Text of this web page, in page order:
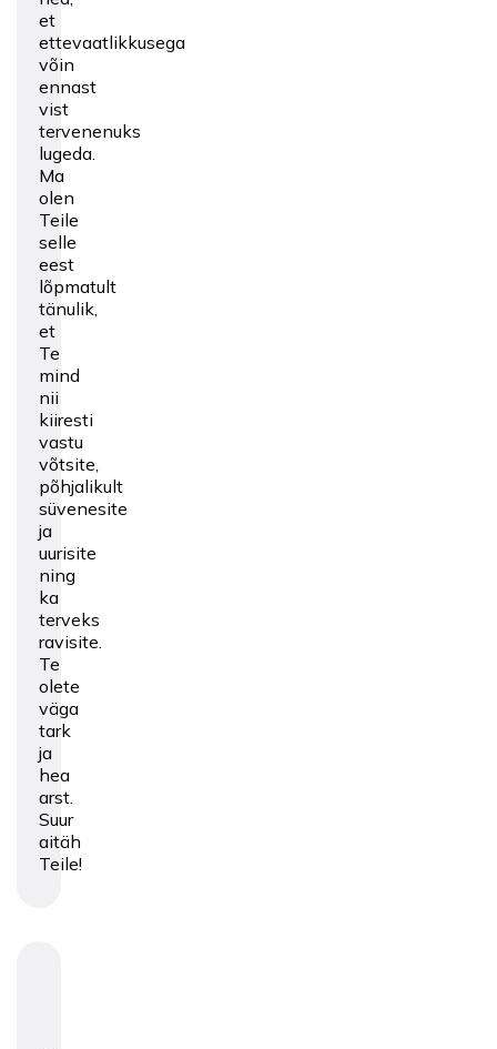
et
ettevaatlikkusega
võin
ennast
vist
tervenenuks
lugeda.
Ma
olen
Teile
selle
eest
lõpmatult
tänulik,
et
Te
mind
nii
kiiresti
vastu
võtsite,
põhjalikult
süvenesite
ja
uurisite
ning
ka
terveks
ravisite.
Te
olete
väga
tark
ja
hea
arst.
Suur
aitäh
Teile!